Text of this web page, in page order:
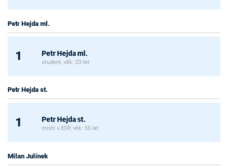
Petr Hejda ml.
1 Petr Hejda ml.
student, věk: 23 let
Petr Hejda st.
1 Petr Hejda st.
mistr v EDP, věk: 55 let
Milan Julínek